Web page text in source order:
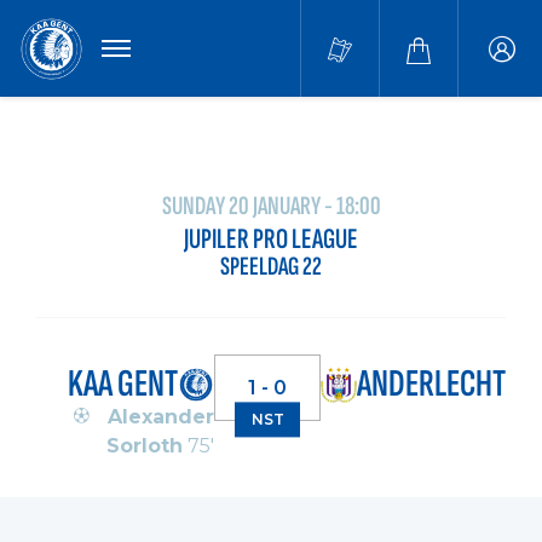
MENU
SUNDAY 20 JANUARY - 18:00
JUPILER PRO LEAGUE
SPEELDAG 22
KAA GENT
Alexander
Sorloth 75'
1 - 0
NST
ANDERLECHT